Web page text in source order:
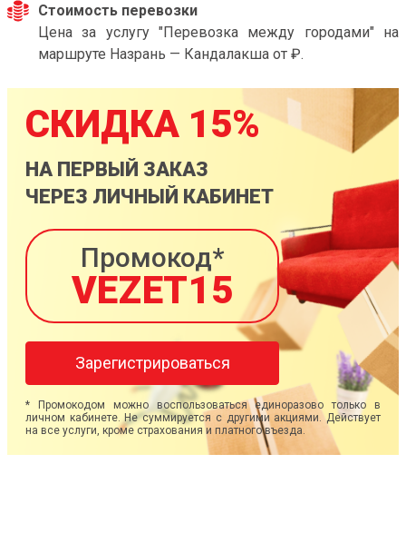
Стоимость перевозки
Цена за услугу "Перевозка между городами" на
маршруте Назрань — Кандалакша от ₽.
СКИДКА 15%
НА ПЕРВЫЙ ЗАКАЗ
ЧЕРЕЗ ЛИЧНЫЙ КАБИНЕТ
Промокод*
VEZET15
Зарегистрироваться
* Промокодом можно воспользоваться единоразово только в
личном кабинете. Не суммируется с другими акциями. Действует
на все услуги, кроме страхования и платного въезда.